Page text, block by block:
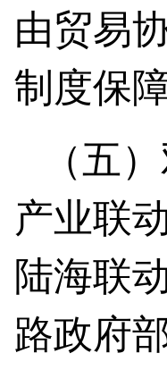
由贸易
制度保障
（五
产业联
陆海联
路政府